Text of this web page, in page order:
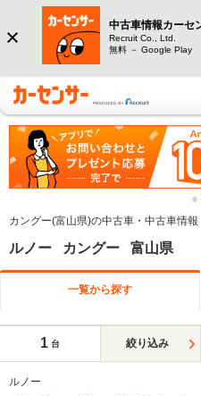
中古車情報カーセ
Recruit Co., Ltd.
無料 － Google Play
カングー(富山県)の中古車・中古車情報
ルノー カングー 富山県
一覧から探す
1 台 絞り込み
ルノー